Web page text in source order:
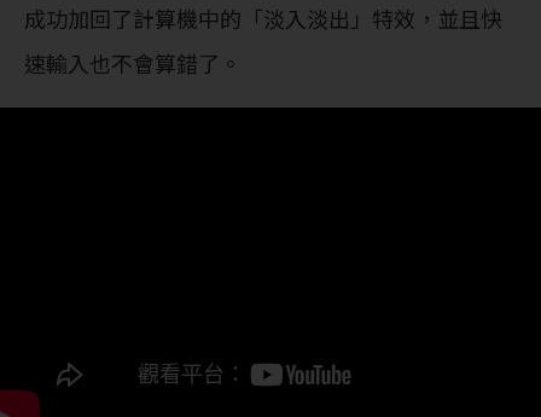
成功加回了計算機中的「淡入淡出」特效，並且快
速輸入也不會算錯了。